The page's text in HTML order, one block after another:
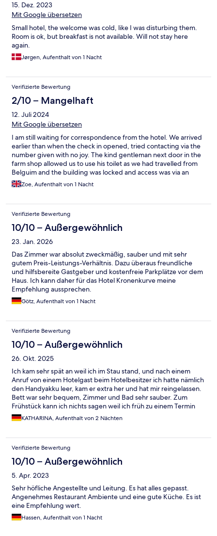
15. Dez. 2023
Mit Google übersetzen
Small hotel, the welcome was cold, like I was disturbing them.
Room is ok, but breakfast is not available. Will not stay here
again.
Jørgen, Aufenthalt von 1 Nacht
Verifizierte Bewertung
2/10 – Mangelhaft
12. Juli 2024
Mit Google übersetzen
I am still waiting for correspondence from the hotel. We arrived
earlier than when the check in opened, tried contacting via the
number given with no joy. The kind gentleman next door in the
farm shop allowed us to use his toilet as we had travelled from
Belguim and the building was locked and access was via an
access code on the keypad which we had not been given. I have
messaged through Expedia numerous times with no response
they never responded to us. Absolutely disgusting to still not
have had a response from anyone and am waiting for
confirmation of a refund! No apology or anything. Very
disappointed as we had walked nearly 2 miles from Kamen
station to our car, only to have nowhere to sleep. Hopefully on
reading this somebody will actually respond to my messages.
Zoe, Aufenthalt von 1 Nacht
Verifizierte Bewertung
10/10 – Außergewöhnlich
23. Jan. 2026
Das Zimmer war absolut zweckmäßig, sauber und mit sehr
gutem Preis-Leistungs-Verhältnis. Dazu überaus freundliche
und hilfsbereite Gastgeber und kostenfreie Parkplätze vor dem
Haus. Ich kann daher für das Hotel Kronenkurve meine
Empfehlung aussprechen.
Götz, Aufenthalt von 1 Nacht
Verifizierte Bewertung
10/10 – Außergewöhnlich
26. Okt. 2025
Ich kam sehr spät an weil ich im Stau stand, und nach einem
Anruf von einem Hotelgast beim Hotelbesitzer ich hatte nämlich
den Handyakku leer, kam er extra her und hat mir reingelassen.
Bett war sehr bequem, Zimmer und Bad sehr sauber. Zum
Frühstück kann ich nichts sagen weil ich früh zu einem Termin
bin.KATHARINA, Aufenthalt von 2 Nächten
Verifizierte Bewertung
10/10 – Außergewöhnlich
5. Apr. 2023
Sehr höfliche Angestellte und Leitung. Es hat alles gepasst.
Angenehmes Restaurant Ambiente und eine gute Küche. Es ist
eine Empfehlung wert.
Hassen, Aufenthalt von 1 Nacht